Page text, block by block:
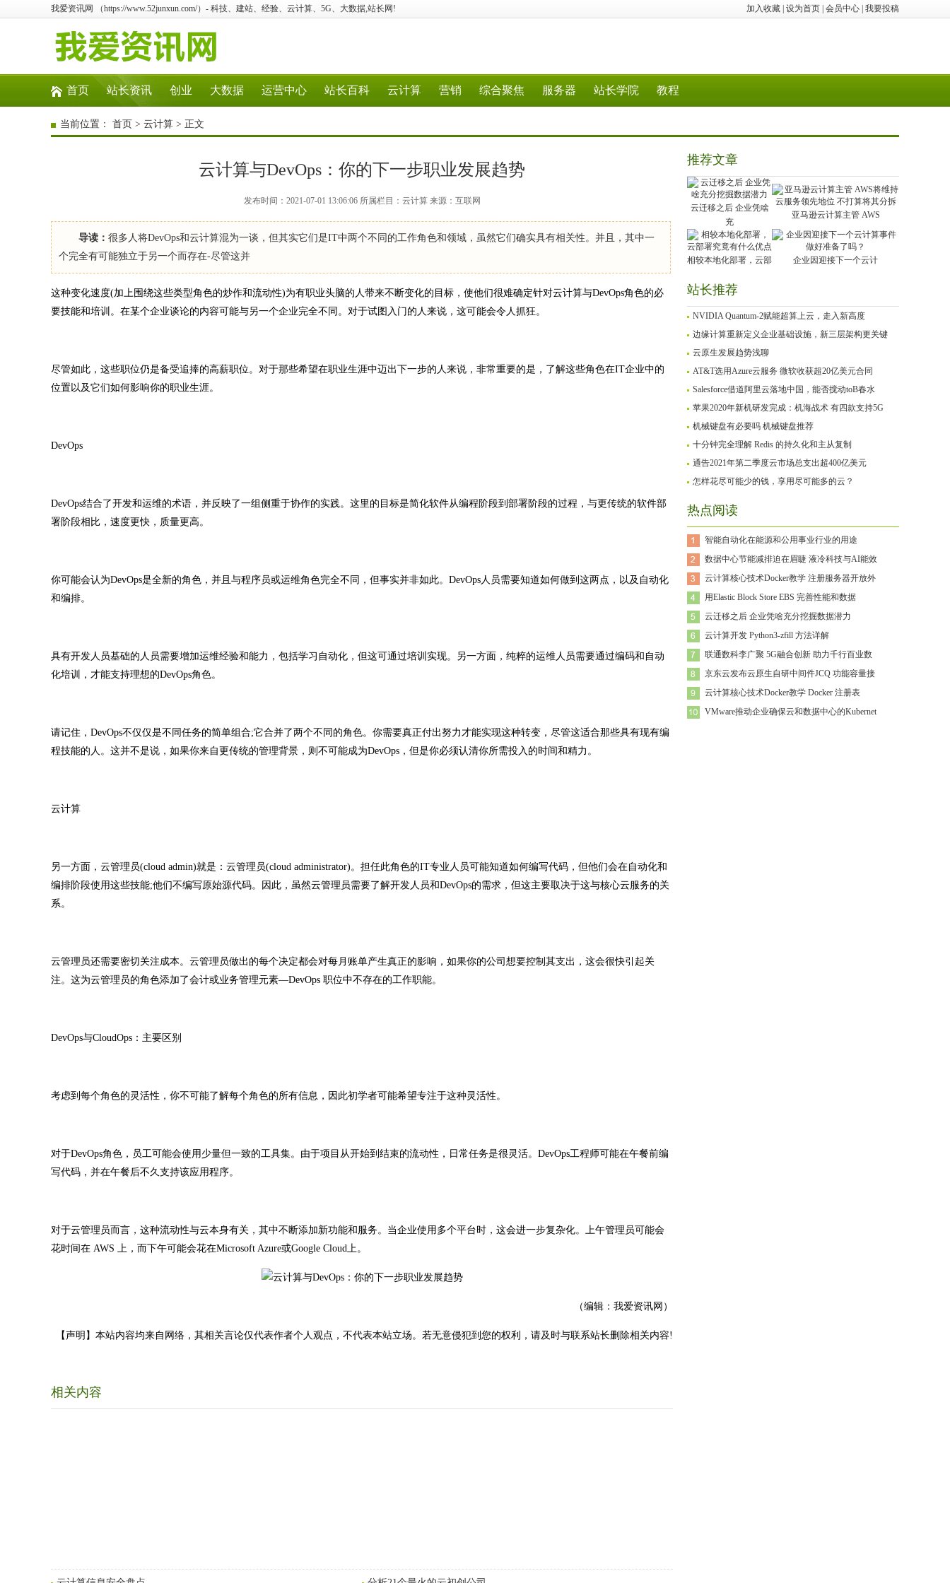
加入收藏 设为首页 会员中心 我要投稿
我爱资讯网 （https://www.52junxun.com/）- 科技、建站、经验、云计算、5G、大数据,站长网!
首页 站长资讯 创业 大数据 运营中心 站长百科 云计算 营销 综合聚焦 服务器 站长学院 教程
当前位置： 首页 > 云计算 > 正文
云计算与DevOps：你的下一步职业发展趋势
发布时间：2021-07-01 13:06:06 所属栏目：云计算 来源：互联网
导读： 很多人将DevOps和云计算混为一谈，但其实它们是IT中两个不同的工作角色和领域，虽然它们确实具有相关性。并且，其中一
个完全有可能独立于另一个而存在-尽管这并
这种变化速度(加上围绕这些类型角色的炒作和流动性)为有职业头脑的人带来不断变化的目标，使他们很难确定针对云计算与DevOps角色的必
要技能和培训。在某个企业谈论的内容可能与另一个企业完全不同。对于试图入门的人来说，这可能会令人抓狂。
尽管如此，这些职位仍是备受追捧的高薪职位。对于那些希望在职业生涯中迈出下一步的人来说，非常重要的是，了解这些角色在IT企业中的
位置以及它们如何影响你的职业生涯。
DevOps
DevOps结合了开发和运维的术语，并反映了一组侧重于协作的实践。这里的目标是简化软件从编程阶段到部署阶段的过程，与更传统的软件部
署阶段相比，速度更快，质量更高。
你可能会认为DevOps是全新的角色，并且与程序员或运维角色完全不同，但事实并非如此。DevOps人员需要知道如何做到这两点，以及自动化
和编排。
具有开发人员基础的人员需要增加运维经验和能力，包括学习自动化，但这可通过培训实现。另一方面，纯粹的运维人员需要通过编码和自动
化培训，才能支持理想的DevOps角色。
请记住，DevOps不仅仅是不同任务的简单组合;它合并了两个不同的角色。你需要真正付出努力才能实现这种转变，尽管这适合那些具有现有编
程技能的人。这并不是说，如果你来自更传统的管理背景，则不可能成为DevOps，但是你必须认清你所需投入的时间和精力。
云计算
另一方面，云管理员(cloud admin)就是：云管理员(cloud administrator)。担任此角色的IT专业人员可能知道如何编写代码，但他们会在自动化和
编排阶段使用这些技能;他们不编写原始源代码。因此，虽然云管理员需要了解开发人员和DevOps的需求，但这主要取决于这与核心云服务的关
系。
云管理员还需要密切关注成本。云管理员做出的每个决定都会对每月账单产生真正的影响，如果你的公司想要控制其支出，这会很快引起关
注。这为云管理员的角色添加了会计或业务管理元素—DevOps 职位中不存在的工作职能。
DevOps与CloudOps：主要区别
考虑到每个角色的灵活性，你不可能了解每个角色的所有信息，因此初学者可能希望专注于这种灵活性。
对于DevOps角色，员工可能会使用少量但一致的工具集。由于项目从开始到结束的流动性，日常任务是很灵活。DevOps工程师可能在午餐前编
写代码，并在午餐后不久支持该应用程序。
对于云管理员而言，这种流动性与云本身有关，其中不断添加新功能和服务。当企业使用多个平台时，这会进一步复杂化。上午管理员可能会
花时间在 AWS 上，而下午可能会花在Microsoft Azure或Google Cloud上。
（编辑：我爱资讯网）
【声明】本站内容均来自网络，其相关言论仅代表作者个人观点，不代表本站立场。若无意侵犯到您的权利，请及时与联系站长删除相关内容!
相关内容
推荐文章
云迁移之后 企业凭啥
充
亚马逊云计算主管 AWS
相较本地化部署，云部 企业因迎接下一个云计
站长推荐
NVIDIA Quantum-2赋能超算上云，走入新高度
边缘计算重新定义企业基础设施，新三层架构更关键
云原生发展趋势浅聊
AT&T选用Azure云服务 微软收获超20亿美元合同
Salesforce借道阿里云落地中国，能否搅动toB春水
苹果2020年新机研发完成：机海战术 有四款支持5G
机械键盘有必要吗 机械键盘推荐
十分钟完全理解 Redis 的持久化和主从复制
通告2021年第二季度云市场总支出超400亿美元
怎样花尽可能少的钱，享用尽可能多的云？
热点阅读
智能自动化在能源和公用事业行业的用途
数据中心节能减排迫在眉睫 液冷科技与AI能效
云计算核心技术Docker教学 注册服务器开放外
用Elastic Block Store EBS 完善性能和数据
云迁移之后 企业凭啥充分挖掘数据潜力
云计算开发 Python3-zfill 方法详解
联通数科李广聚 5G融合创新 助力千行百业数
京东云发布云原生自研中间件JCQ 功能容量接
云计算核心技术Docker教学 Docker 注册表
VMware推动企业确保云和数据中心的Kubernet